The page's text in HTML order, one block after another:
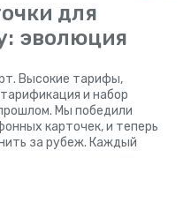
для
эволюция
Высокие тарифы,
и набор
Мы победили
карточек, и теперь
за рубеж. Каждый